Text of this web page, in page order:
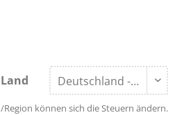
Region können sich die Steuern ändern.